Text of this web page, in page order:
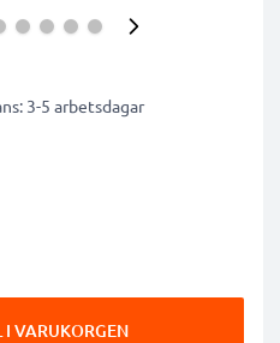
3-5 arbetsdagar
I VARUKORGEN